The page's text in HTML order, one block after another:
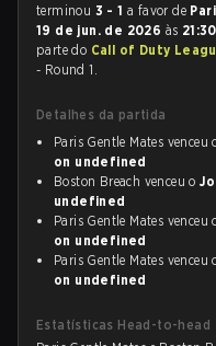
terminou 3 - 1 a favor de
19 de jun. de 2026 às 21:30
parte do Call of Duty
- Round 1.
Detalhes da partida
Paris Gentle Mates venceu
on undefined
Boston Breach venceu o
undefined
Paris Gentle Mates venceu
on undefined
Paris Gentle Mates venceu
on undefined
Estatísticas Head-to-head